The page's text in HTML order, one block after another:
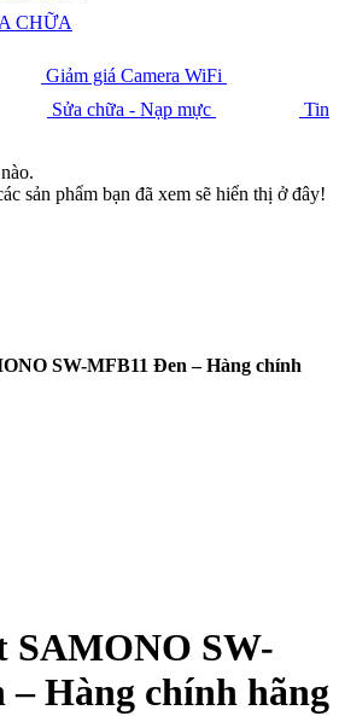
CHỮA
Giảm giá Camera WiFi
Sửa chữa - Nạp mực
Tin
sản phẩm bạn đã xem sẽ hiển thị ở đây!
SW-MFB11 Đen – Hàng chính
SAMONO SW-
– Hàng chính hãng